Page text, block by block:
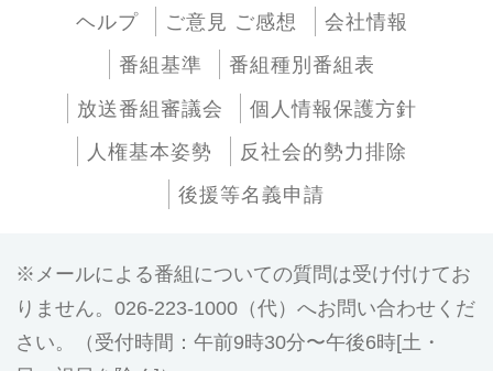
ヘルプ ご意見 ご感想
会社情報
番組基準
番組種別番組表
放送番組審議会
個人情報保護方針
人権基本姿勢
反社会的勢力排除
後援等名義申請
メールによる番組についての質問は受け付けてお
りません。026-223-1000（代）へお問い合わせくだ
さい。（受付時間：午前9時30分〜午後6時[土・